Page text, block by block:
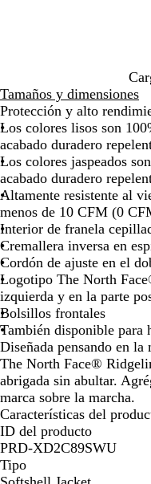
arrastrar
o
j
a
s
p
e
a
d
o
a
Tamaños y dimensiones
Protección y alto
Los colores lisos son
acabado duradero
Los colores jaspeados
acabado duradero
Altamente resistente al
menos de 10 CFM (0
Interior de franela
Cremallera inversa en
Cordón de ajuste en el
Logotipo The North
izquierda y en la parte
Bolsillos frontales
También disponible para
Diseñada pensando en
The North Face®
abrigada sin abultar.
marca sobre la marcha.
Características del
ID del producto
PRD-XD2C89SWU
Tipo